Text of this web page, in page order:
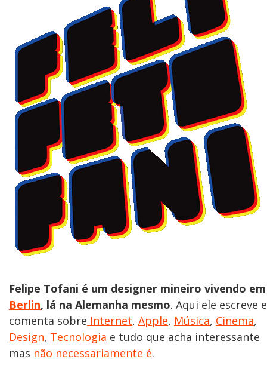
Felipe Tofani é um designer mineiro vivendo em
Berlin, lá na Alemanha mesmo. Aqui ele escreve e
comenta sobre Internet, Apple, Música, Cinema,
Design, Tecnologia e tudo que acha interessante
mas não necessariamente é.